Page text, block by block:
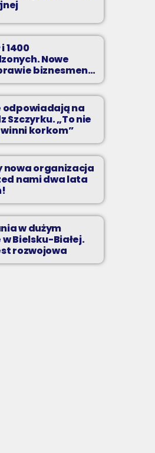
1400
Nowe
biznesmena
odpowiadają na
Szczyrku. „To nie
korkom”
nowa organizacja
nami dwa lata
w dużym
Bielsku-Białej.
rozwojowa